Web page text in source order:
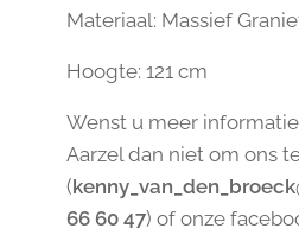
Materiaal: Massief
Hoogte: 121 cm
Wenst u meer
Aarzel dan niet om ons
(
66 60 47) of onze